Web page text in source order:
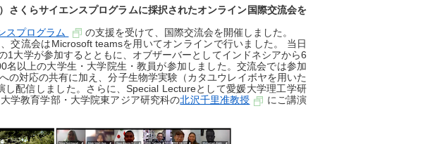
くらサイエンスプログラムに採択されたオンライン国際交流会を
スプログラム
の支援を受けて、国際交流会を開催しました。
交流会はMicrosoft teamsを用いてオンラインで行いました。 当日
1大学が参加するとともに、オブザーバーとしてインドネシアから6
名以上の大学生・大学院生・教員が参加しました。交流会では参加
の対応の共有に加え、分子生物学実験（カタユウレイボヤを用いた
配信しました。さらに、Special Lectureとして愛媛大学理工学研
学教育学部・大学院東アジア研究科の北沢千里准教授
にご講演